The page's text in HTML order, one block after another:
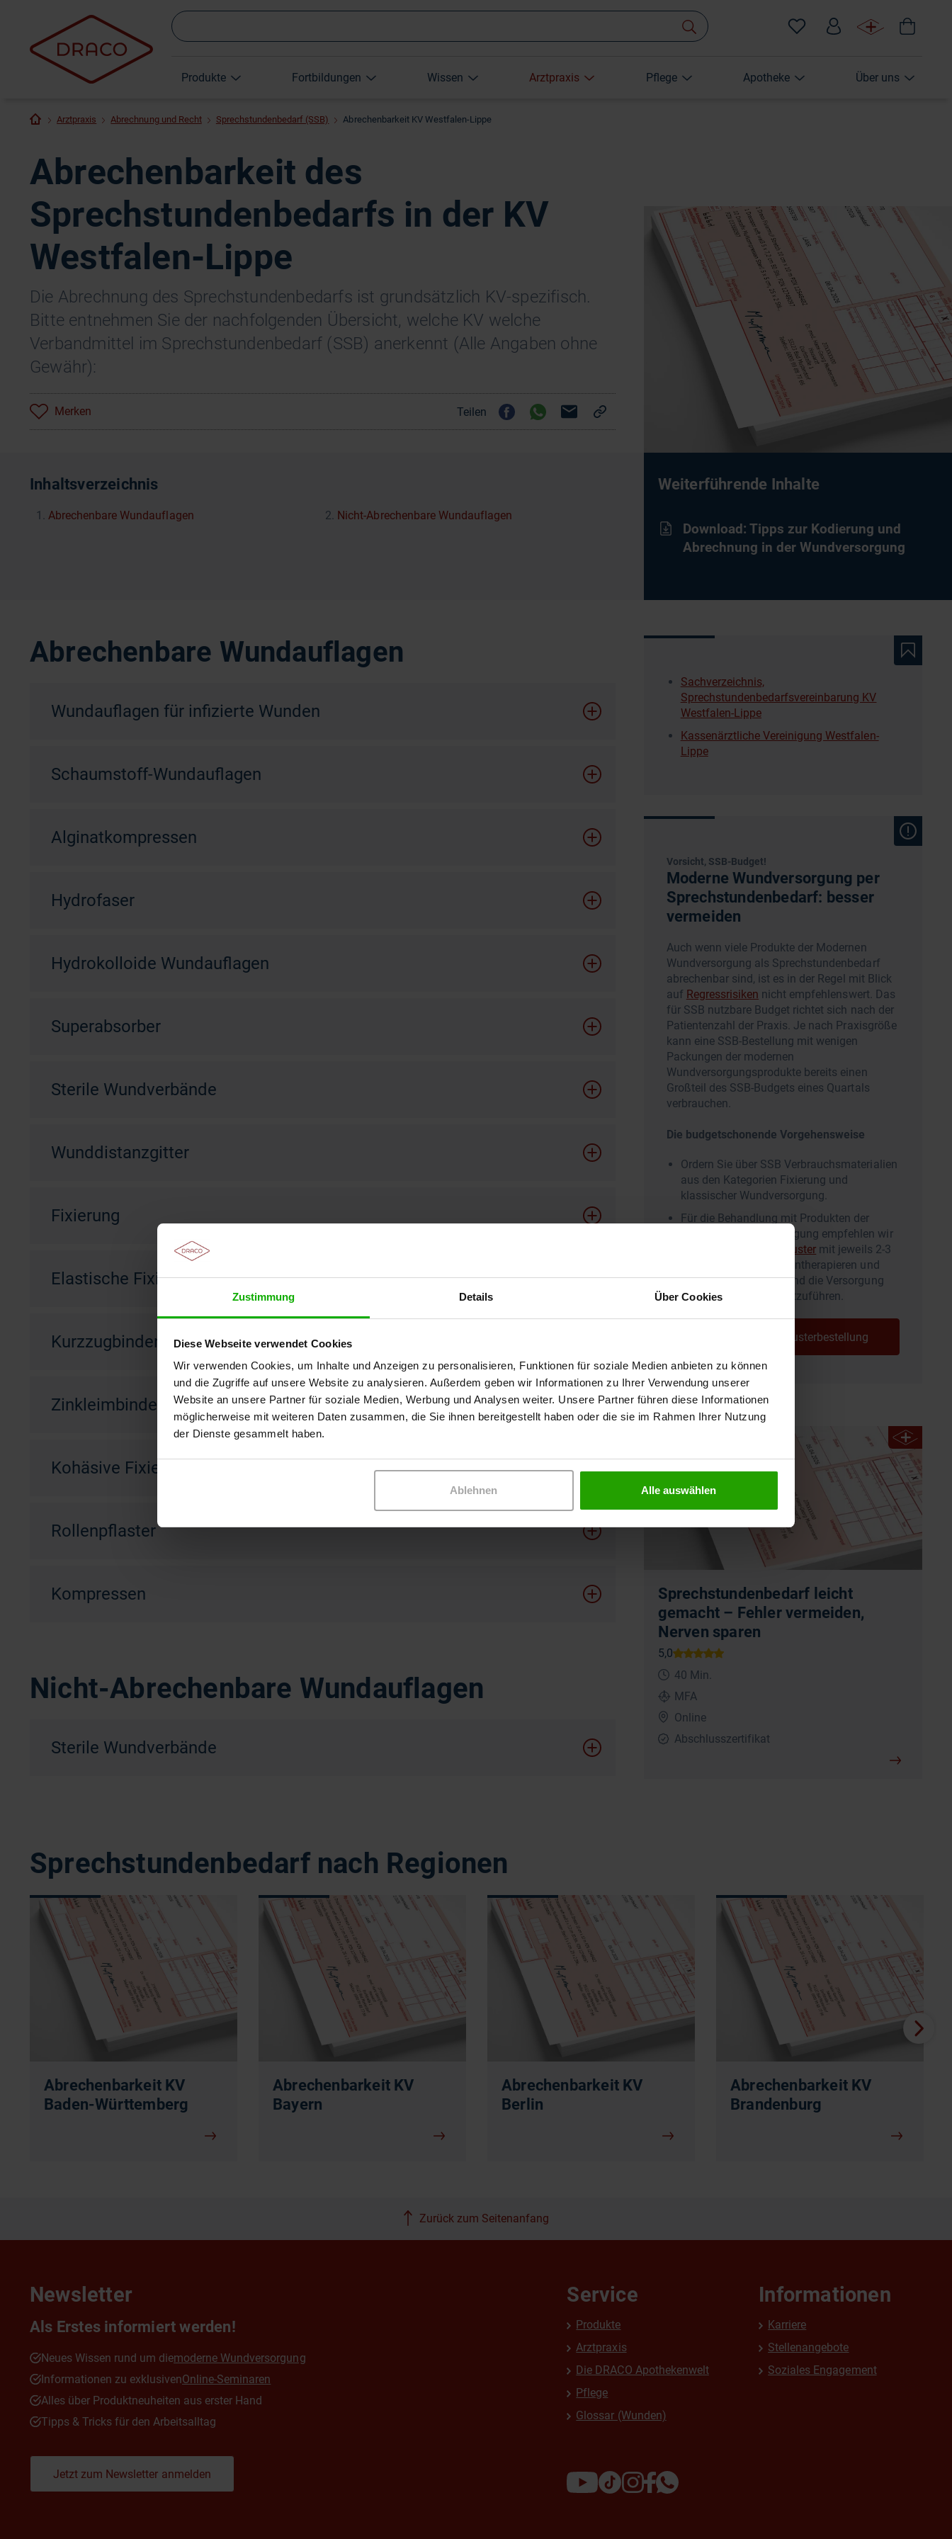
Zustimmung Details Über Cookies
Diese Webseite verwendet Cookies
Wir verwenden Cookies, um Inhalte und Anzeigen zu personalisieren, Funktionen für soziale Medien anbieten zu können
und die Zugriffe auf unsere Website zu analysieren. Außerdem geben wir Informationen zu Ihrer Verwendung unserer
Website an unsere Partner für soziale Medien, Werbung und Analysen weiter. Unsere Partner führen diese Informationen
möglicherweise mit weiteren Daten zusammen, die Sie ihnen bereitgestellt haben oder die sie im Rahmen Ihrer Nutzung
der Dienste gesammelt haben.
Ablehnen Alle auswählen
Produkte Fortbildungen Wissen Arztpraxis Pflege Apotheke Über uns
Arztpraxis Abrechnung und Recht Sprechstundenbedarf (SSB) Abrechenbarkeit KV Westfalen-Lippe
Abrechenbarkeit des
Sprechstundenbedarfs in der KV
Westfalen-Lippe
Die Abrechnung des Sprechstundenbedarfs ist grundsätzlich KV-spezifisch.
Bitte entnehmen Sie der nachfolgenden Übersicht, welche KV welche
Verbandmittel im Sprechstundenbedarf (SSB) anerkennt (Alle Angaben ohne
Gewähr):
Merken Teilen
Inhaltsverzeichnis
Abrechenbare Wundauflagen Nicht-Abrechenbare Wundauflagen
Weiterführende Inhalte
Download: Tipps zur Kodierung und
Abrechnung in der Wundversorgung
Abrechenbare Wundauflagen
Wundauflagen für infizierte Wunden
Schaumstoff-Wundauflagen
Alginatkompressen
Hydrofaser
Hydrokolloide Wundauflagen
Superabsorber
Sterile Wundverbände
Wunddistanzgitter
Fixierung
Elastische Fixierbinden
Kurzzugbinden
Zinkleimbinden
Kohäsive Fixierbinden in blau
Rollenpflaster
Kompressen
Nicht-Abrechenbare Wundauflagen
Sterile Wundverbände
Sachverzeichnis,
Sprechstundenbedarfsvereinbarung KV
Westfalen-Lippe
Kassenärztliche Vereinigung Westfalen-
Lippe
Vorsicht, SSB-Budget!
Moderne Wundversorgung per
Sprechstundenbedarf: besser
vermeiden
Auch wenn viele Produkte der Modernen
Wundversorgung als Sprechstundenbedarf
abrechenbar sind, ist es in der Regel mit Blick
auf Regressrisiken nicht empfehlenswert. Das
für SSB nutzbare Budget richtet sich nach der
Patientenzahl der Praxis. Je nach Praxisgröße
kann eine SSB-Bestellung mit wenigen
Packungen der modernen
Wundversorgungsprodukte bereits einen
Großteil des SSB-Budgets eines Quartals
verbrauchen.
Die budgetschonende Vorgehensweise
Ordern Sie über SSB Verbrauchsmaterialien
aus den Kategorien Fixierung und
klassischer Wundversorgung.
Für die Behandlung mit Produkten der
modernen Wundversorgung empfehlen wir
kostenfreien Muster mit jeweils 2-3
sterilen Sachets zum Antherapieren und
Testen, um anschließend die Versorgung
über Verordnungen fortzuführen.
Zur kostenfreien Musterbestellung
Sprechstundenbedarf leicht
gemacht – Fehler vermeiden,
Nerven sparen
40 Min.
MFA
Online
Abschlusszertifikat
Sprechstundenbedarf nach Regionen
Abrechenbarkeit KV
Baden-Württemberg
Abrechenbarkeit KV
Bayern
Abrechenbarkeit KV
Berlin
Abrechenbarkeit KV
Brandenburg
Zurück zum Seitenanfang
Newsletter
Als Erstes informiert werden!
Neues Wissen rund um diemoderne Wundversorgung
Informationen zu exklusivenOnline-Seminaren
Alles über Produktneuheiten aus erster Hand
Tipps & Tricks für den Arbeitsalltag
Jetzt zum Newsletter anmelden
Service
Produkte
Arztpraxis
Die DRACO Apothekenwelt
Pflege
Glossar (Wunden)
Informationen
Karriere
Stellenangebote
Soziales Engagement
Wonach
suchen